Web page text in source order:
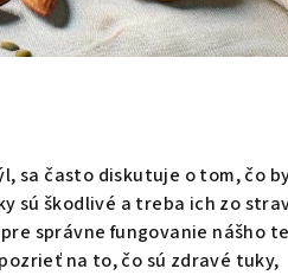
sa často diskutuje o tom, čo
sú škodlivé a treba ich zo
správne fungovanie nášho
na to, čo sú zdravé tuky,